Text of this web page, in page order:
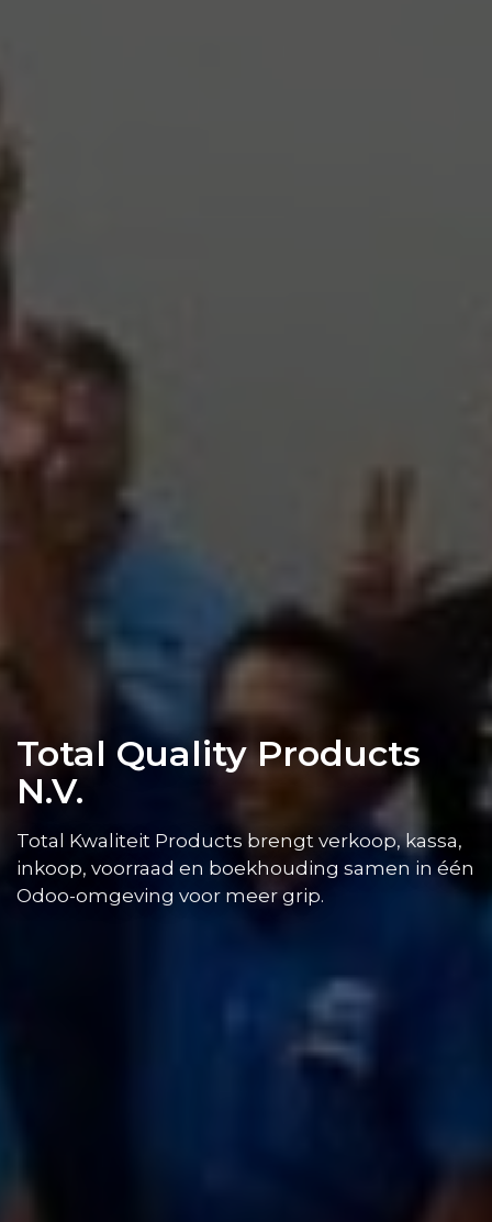
Total Quality Products
N.V.
Total Kwaliteit Products brengt verkoop, kassa,
inkoop, voorraad en boekhouding samen in één
Odoo-omgeving voor meer grip.